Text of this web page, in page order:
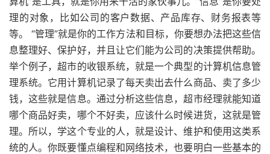
理的对象，比如公司的客户数据、产品库存、财务报表等
等。 “管理”就是你的工作方法和目标，你要想办法把这些信
息整理好、保护好，并且让它们能为公司的决策提供帮助。
举个例子，超市的收银系统，就是一个典型的计算机信息管
理系统。它用计算机记录了每天卖出去什么商品、卖了多少
钱，这些就是信息。通过分析这些信息，超市经理就能知道
哪个商品好卖，哪个不好卖，应该什么时候进货，这就是管
理。所以，学这个专业的人，就是设计、维护和使用这类系
统的人。你既要懂点编程和网络技术，也要明白一些基本的